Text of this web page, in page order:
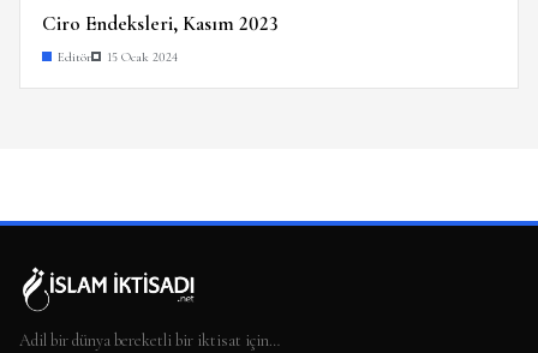
Ciro Endeksleri, Kasım 2023
Editör 15 Ocak 2024
Adil bir dünya bereketli bir iktisat için…